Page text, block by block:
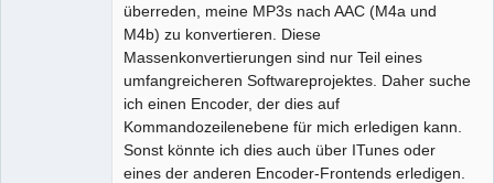
überreden, meine MP3s nach AAC (M4a und
M4b) zu konvertieren. Diese
Massenkonvertierungen sind nur Teil eines
umfangreicheren Softwareprojektes. Daher suche
ich einen Encoder, der dies auf
Kommandozeilenebene für mich erledigen kann.
Sonst könnte ich dies auch über ITunes oder
eines der anderen Encoder-Frontends erledigen.